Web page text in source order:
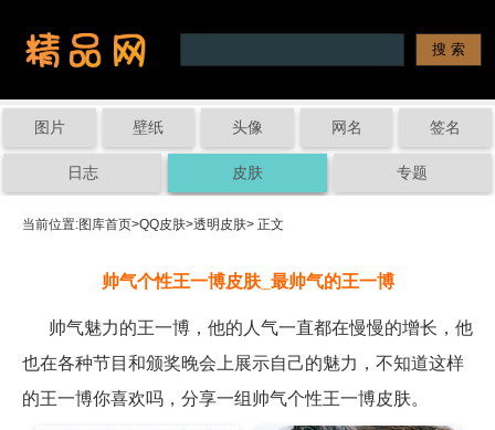
图片 壁纸 头像 网名 签名
日志 皮肤 专题
当前位置:图库首页>QQ皮肤>透明皮肤> 正文
帅气个性王一博皮肤_最帅气的王一博
帅气魅力的王一博，他的人气一直都在慢慢的增长，他
也在各种节目和颁奖晚会上展示自己的魅力，不知道这样
的王一博你喜欢吗，分享一组帅气个性王一博皮肤。